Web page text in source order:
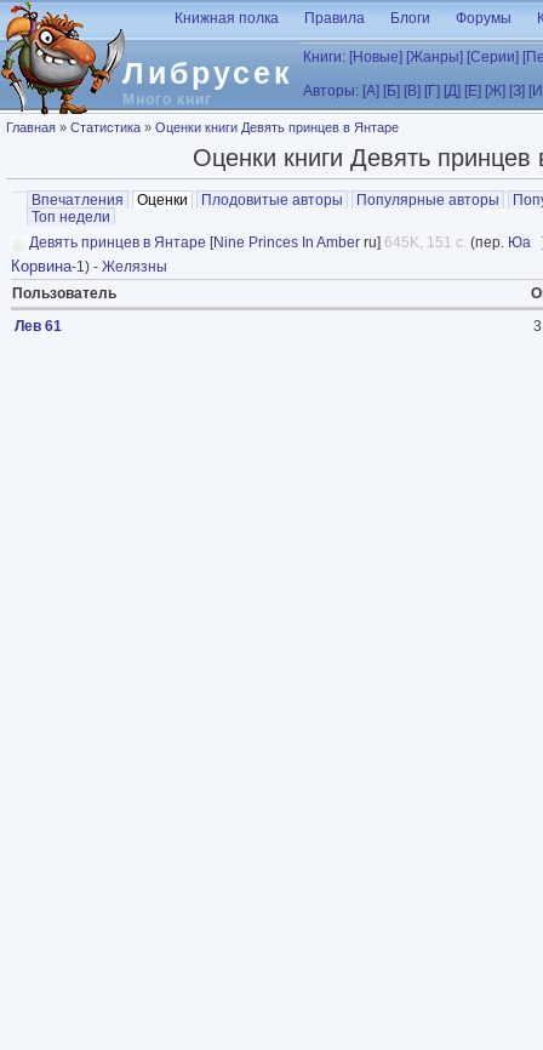
Перейти к основному содержанию
Либрусек
Много книг
Книжная полка Правила Блоги Форумы
Книги: [Новые] [Жанры] [Серии]
Авторы: [А] [Б] [В] [Г] [Д] [Е] [Ж] [З]
Вы здесь
Главная » Статистика » Оценки книги Девять принцев в Янтаре
Оценки книги Девять принцев
Главные вкладки
Впечатления Оценки (активная вкладка)
Плодовитые авторы Популярные авторы
Топ недели
Девять принцев в Янтаре [Nine Princes In Amber ru] 645K, 151 с. (пер. Юа
Корвина-1) - Желязны
Пользователь
Лев 61
3